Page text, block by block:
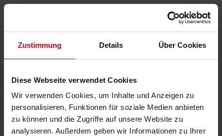
Zustimmung Details Über Cookies
Diese Webseite verwendet Cookies
Wir verwenden Cookies, um Inhalte und Anzeigen zu
personalisieren, Funktionen für soziale Medien anbieten
zu können und die Zugriffe auf unsere Website zu
analysieren. Außerdem geben wir Informationen zu Ihrer